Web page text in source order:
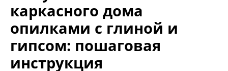
каркасного дома
опилками с глиной и
гипсом: пошаговая
инструкция